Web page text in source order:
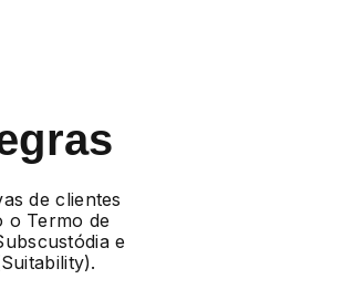
de clientes
o Termo de
e